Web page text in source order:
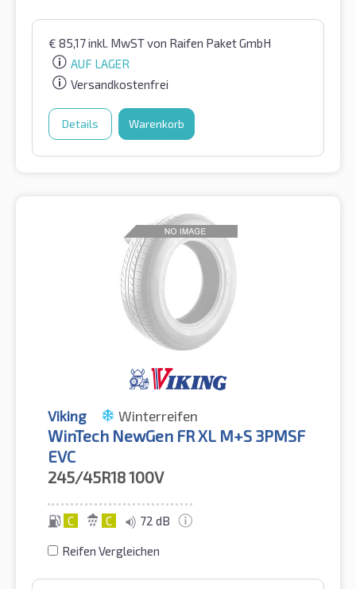
€ 85,17inkl. MwSTvon Raifen Paket GmbH
AUF LAGER
Versandkostenfrei
Details Warenkorb
Viking Winterreifen
WinTech NewGen FR XL M+S 3PMSF
EVC
245/45R18100V
C C 72 dB
Reifen Vergleichen